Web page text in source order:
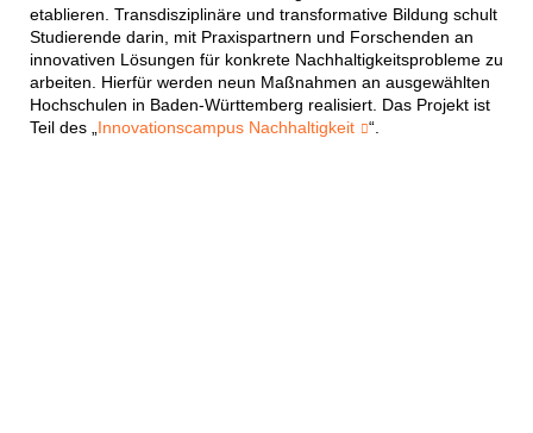
etablieren. Transdisziplinäre und transformative Bildung schult
Studierende darin, mit Praxispartnern und Forschenden an
innovativen Lösungen für konkrete Nachhaltigkeitsprobleme zu
arbeiten. Hierfür werden neun Maßnahmen an ausgewählten
Hochschulen in Baden-Württemberg realisiert. Das Projekt ist
Teil des „Innovationscampus Nachhaltigkeit “.